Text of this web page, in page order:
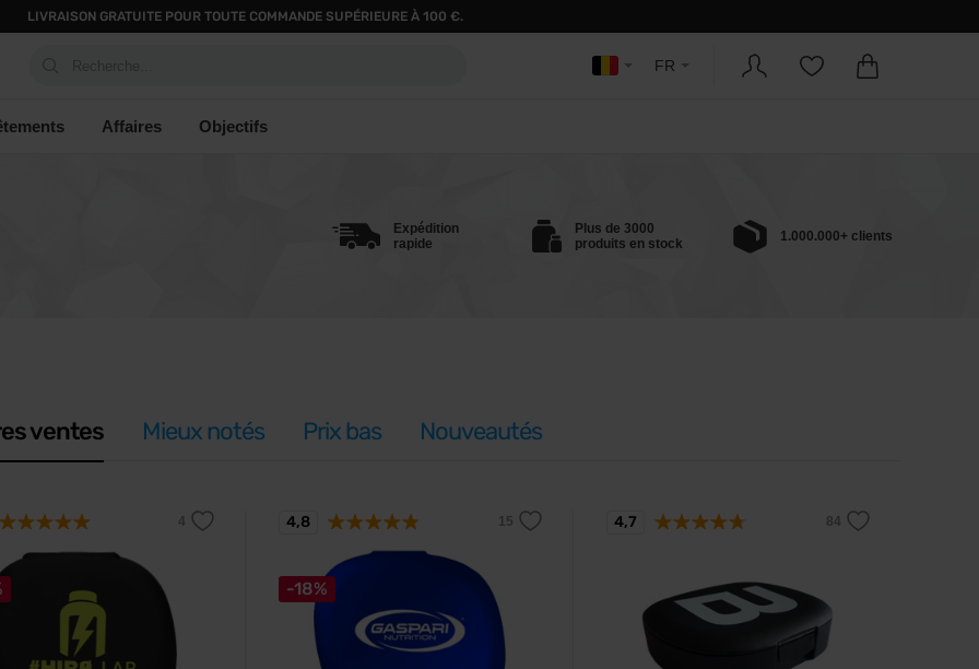
LIVRAISON GRATUITE POUR TOUTE COMMANDE SUPÉRIEURE À 100 €.
FR
Affaires Objectifs
Expédition
rapide
Plus de 3000
produits en stock
1.000.000+ clients
ventes Mieux notés Prix bas Nouveautés
-18%
4,8 4,7